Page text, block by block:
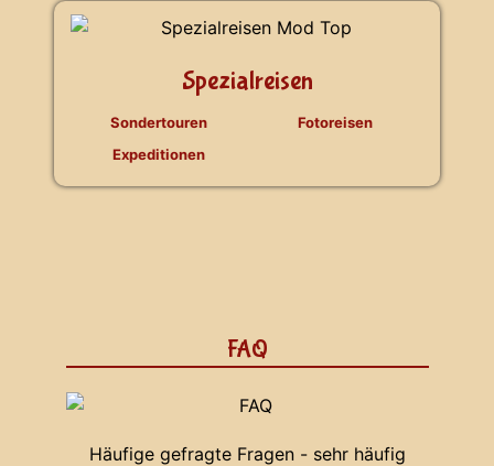
Spezialreisen
Sondertouren
Expeditionen
Fotoreisen
FAQ
Häufige gefragte Fragen - sehr häufig